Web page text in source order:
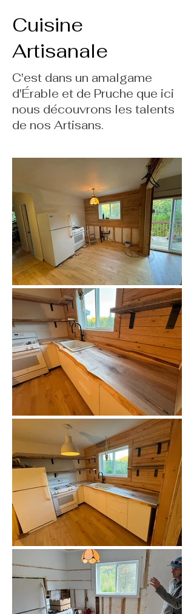
Cuisine
Artisanale
C'est dans un amalgame
d'Érable et de Pruche que ici
nous découvrons les talents
de nos Artisans.